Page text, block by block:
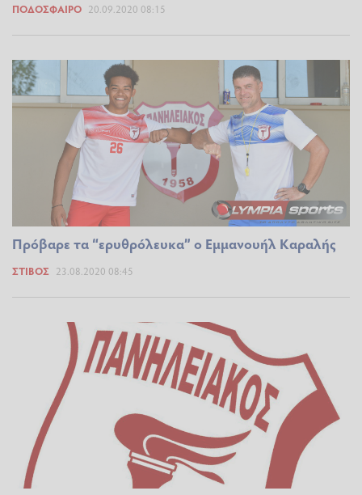
ΠΟΔΌΣΦΑΙΡΟ 20.09.2020 08:15
Πρόβαρε τα “ερυθρόλευκα” ο Εμμανουήλ Καραλής
ΣΤΊΒΟΣ 23.08.2020 08:45